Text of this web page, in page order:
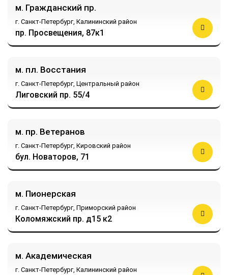
м. Гражданский пр.
г. Санкт-Петербург, Калининский район
пр. Просвещения, 87к1
м. пл. Восстания
г. Санкт-Петербург, Центральный район
Лиговский пр. 55/4
м. пр. Ветеранов
г. Санкт-Петербург, Кировский район
бул. Новаторов, 71
м. Пионерская
г. Санкт-Петербург, Приморский район
Коломяжский пр. д15 к2
м. Академическая
г. Санкт-Петербург, Калининский район